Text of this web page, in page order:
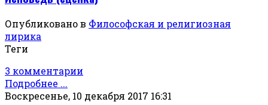
Опубликовано в Философская и религиозная
лирика
Теги
3 комментарии
Подробнее ...
Воскресенье, 10 декабря 2017 16:31